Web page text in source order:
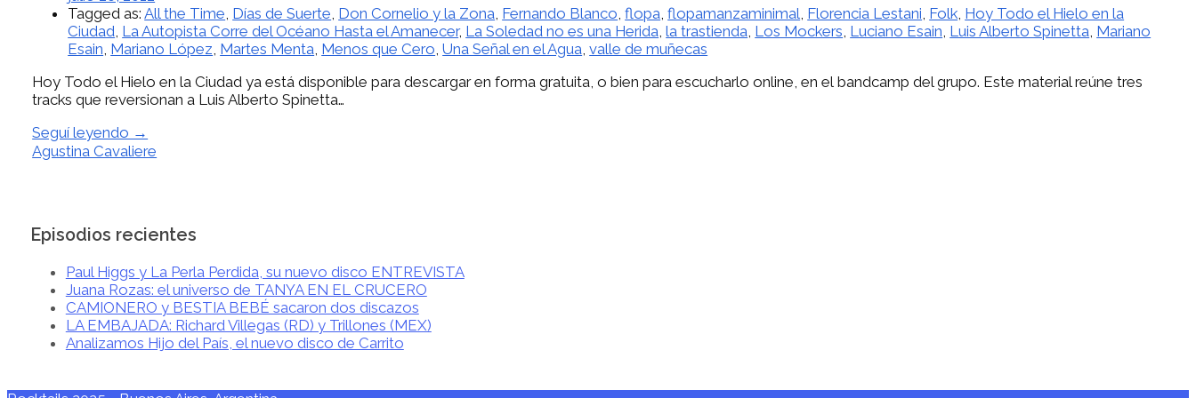
Tagged as:All the Time, Días de Suerte, Don Cornelio y la Zona, Fernando Blanco,flopa,flopamanzaminimal, Florencia Lestani, Folk, Hoy Todo el Hielo en la
Ciudad, La Autopista Corre del Océano Hasta el Amanecer, La Soledad no es una Herida,la trastienda, Los Mockers, Luciano Esain, Luis Alberto Spinetta, Mariano
Esain, Mariano López, Martes Menta, Menos que Cero,Una Señal en el Agua,valle de muñecas
Hoy Todo el Hielo en la Ciudad ya está disponible para descargar en forma gratuita, o bien para escucharlo online, en el bandcamp del grupo. Este material reúne tres
tracks que reversionan a Luis Alberto Spinetta…
Seguí leyendo →
Agustina Cavaliere
Episodios recientes
Paul Higgs y La Perla Perdida, su nuevo disco ENTREVISTA
Juana Rozas: el universo de TANYA EN EL CRUCERO
CAMIONERO y BESTIA BEBÉ sacaron dos discazos
LA EMBAJADA: Richard Villegas (RD) y Trillones (MEX)
Analizamos Hijo del País, el nuevo disco de Carrito